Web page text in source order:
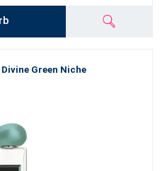
Green Niche